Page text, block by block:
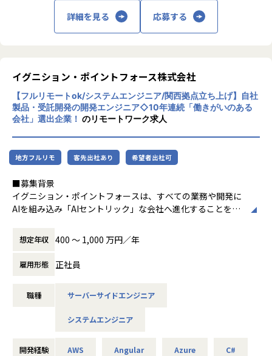
【その他のコミュニケーション】
オフィスへの出社がなく、全社員が全国各地の自宅から勤務
している「完全フルリモート」のため、オンラインで定期的
・チームメンバーとの1on1：業務の振り返りやキャリアに
ついての相談（案件アサインの打診含む）等についての1on
1を実施いただきます。
・社員同士の1on1：お互いの人となりを知り、業務を円滑に
・LT・雑談会：週に1回「業務で分かったこと」などの簡単
・社員総会：年に1度、全員がオフラインで集まる場を設け
ています。
■入社後のリアル
【困ったときのアラートを歓迎】
フルリモートのため、常にお互いの状況を把握しきれないこ
ともあります。だからこそ、分からないこと・困っているこ
を歓迎しています。
【仕組みや制度は発展途上】
きっていない部分があります。その分、自分で整え・改善す
FintechSHIFT
Finstage リーズアシスト
対話型AIを活用した、金融商品販売特化の集客代行サービ
ス。集客リスト提供のほか、対話型AIのホワイトラベルも提
供。
ライフプランシミュレーションをコア機能に営業担当者が顧
客へのパーソナライズされた資産運用提案を実現するAI支援
サービス
Data・Data AI Solution
ービス「AlternaData」
消費NOW」
HRogの求人広告データを用いた募集賃金指数・求人数指数
商業不動産を対象にデータ活用・DXを支援するサービス
ンサービス
ズムなどを提供しております。累計200万DL
を越える投資コミュニティアプリの開発・運
営も行っております。2016年8月に経営統合
ております。2017年3月に設立された新しい
証券会社、Smartplus（スマートプラス）で
は、次世代証券プラットフォームの確立と、
個人投資家がそれぞれのライフシーンで投資
を行うことができるモバイル事業を行ってお
ります。
詳細を見る 応募する
イグニション・ポイントフォース株式会社
【フルリモートok/システムエンジニア/関西拠点立ち上げ】自社
製品・受託開発の開発エンジニア◇10年連続「働きがいのある
会社」選出企業！ のリモートワーク求人
地方フルリモ 客先出社あり 希望者出社可
■募集背景
イグニション・ポイントフォースは、すべての業務や開発に
AIを組み込み「AIセントリック」な会社へ進化することを目
革を、戦略策定から実装まで一気通貫で推進しています。
この度、西日本エリアのクライアントへの価値提供を強化す
るため、関西拠点（大阪）の立ち上げを担う中核メンバーと
して、シニアシステムエンジニアを募集します。
多様な業界・プロジェクトで最先端技術や大規模開発を経験
弊社が創発する新規事業の製品開発および、グループが受託
想定年収 400 〜 1,000 万円／年
雇用形態 正社員
職種 サーバーサイドエンジニア
システムエンジニア
開発経験 AWS Angular Azure C#